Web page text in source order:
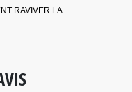
RAVIVER LA